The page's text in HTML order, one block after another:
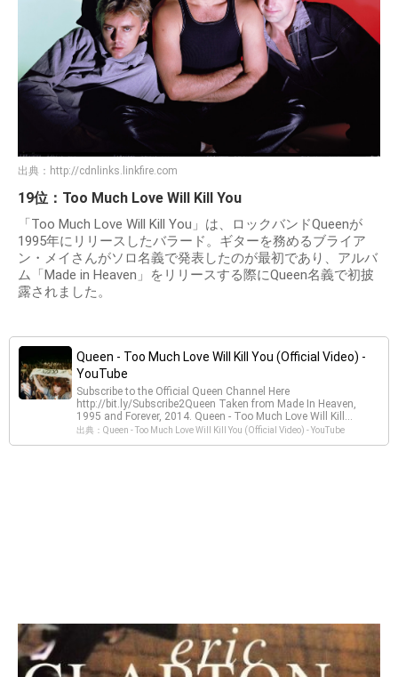
出典： http://cdnlinks.linkfire.com
19位：Too Much Love Will Kill You
「Too Much Love Will Kill You」は、ロックバンドQueenが
1995年にリリースしたバラード。ギターを務めるブライア
ン・メイさんがソロ名義で発表したのが最初であり、アルバ
ム「Made in Heaven」をリリースする際にQueen名義で初披
露されました。
Queen - Too Much Love Will Kill You (Official Video) -
YouTube
Subscribe to the Official Queen Channel Here
http://bit.ly/Subscribe2Queen Taken from Made In Heaven,
1995 and Forever, 2014. Queen - Too Much Love Will Kill...
出典：Queen - Too Much Love Will Kill You (Official Video) - YouTube